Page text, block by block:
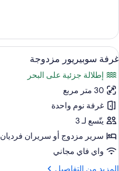
جناح
ديلوكس
-
بمنظر
للبحر
استعراض
جميع
صور
غرفة
سوبيريور
مزدوجة
3
غرفة سوبيريور مزدوجة
إطلالة جزئية على البحر
30 متر مربع
غرفة نوم واحدة
يتّسع لـ 3
سرير مزدوج‫‬ أو سريران فرديان
واي فاي مجاني
المزيد من التفاصيل
المزيد